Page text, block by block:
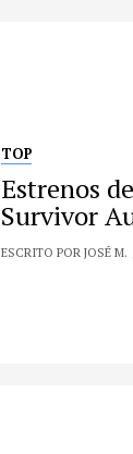
TOP
Estrenos
Survivor
ESCRITO POR JOSÉ M.